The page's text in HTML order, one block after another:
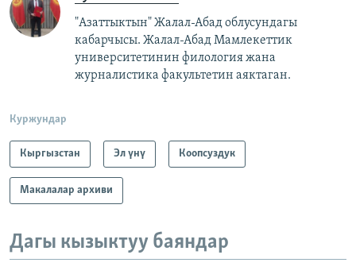
"Азаттыктын" Жалал-Абад облусундагы
кабарчысы. Жалал-Абад Мамлекеттик
университетинин филология жана
журналистика факультетин аяктаган.
Куржундар
Кыргызстан Эл үнү Коопсуздук
Макалалар архиви
Дагы кызыктуу баяндар